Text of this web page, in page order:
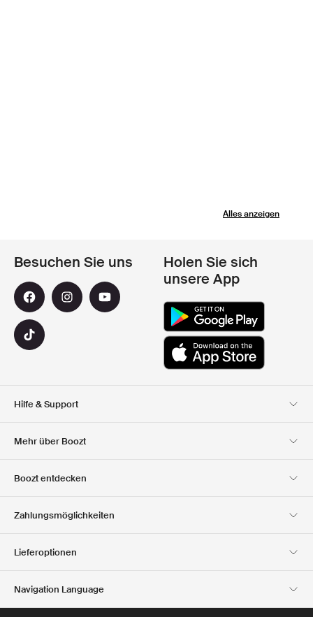
Alles anzeigen
Hilfe & Support
Mehr über Boozt
Boozt entdecken
Presse &
Besuchen Sie uns
Holen Sie sich
unsere App
Zahlungsmöglichkeiten
Lieferoptionen
Navigation Language